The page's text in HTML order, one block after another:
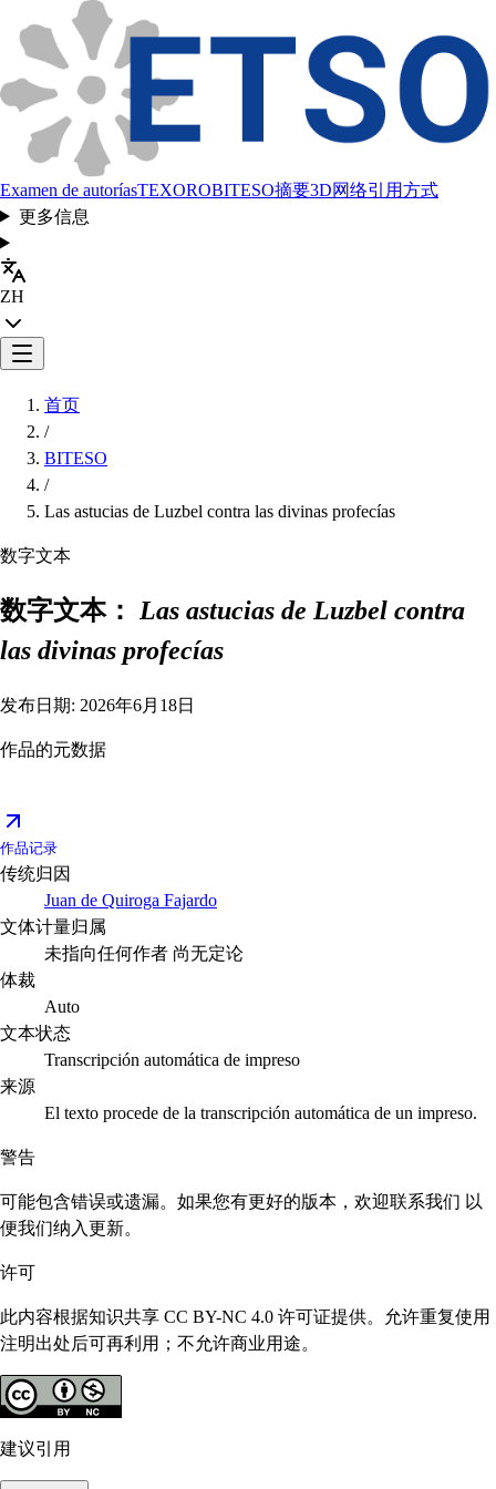
Examen de autoríasTEXOROBITESO摘要3D网络引用方式
更多信息
ZH
首页
/
BITESO
/
Las astucias de Luzbel contra las divinas profecías
数字文本
数字文本： Las astucias de Luzbel contra
las divinas profecías
发布日期: 2026年6月18日
作品的元数据
作品记录
传统归因
Juan de Quiroga Fajardo
文体计量归属
未指向任何作者 尚无定论
体裁
Auto
文本状态
Transcripción automática de impreso
来源
El texto procede de la transcripción automática de un impreso.
警告
可能包含错误或遗漏。如果您有更好的版本，欢迎联系我们 以
便我们纳入更新。
许可
此内容根据知识共享 CC BY-NC 4.0 许可证提供。允许重复使用
注明出处后可再利用；不允许商业用途。
建议引用